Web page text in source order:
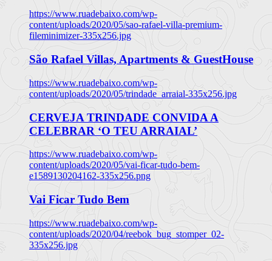
https://www.ruadebaixo.com/wp-
content/uploads/2020/05/sao-rafael-villa-premium-
fileminimizer-335x256.jpg
São Rafael Villas, Apartments & GuestHouse
https://www.ruadebaixo.com/wp-
content/uploads/2020/05/trindade_arraial-335x256.jpg
CERVEJA TRINDADE CONVIDA A
CELEBRAR ‘O TEU ARRAIAL’
https://www.ruadebaixo.com/wp-
content/uploads/2020/05/vai-ficar-tudo-bem-
e1589130204162-335x256.png
Vai Ficar Tudo Bem
https://www.ruadebaixo.com/wp-
content/uploads/2020/04/reebok_bug_stomper_02-
335x256.jpg